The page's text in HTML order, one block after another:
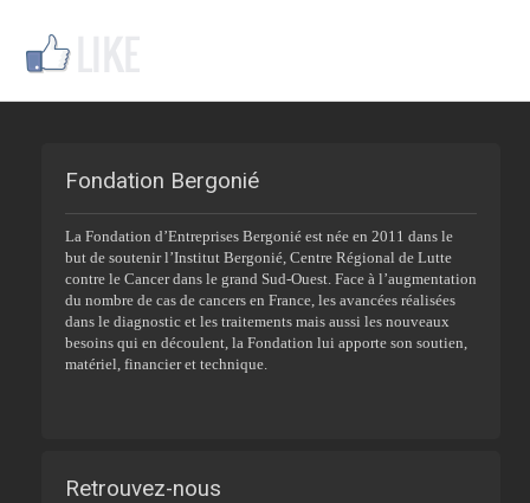
Fondation Bergonié
La Fondation d’Entreprises Bergonié est née en 2011 dans le
but de soutenir l’Institut Bergonié, Centre Régional de Lutte
contre le Cancer dans le grand Sud-Ouest. Face à l’augmentation
du nombre de cas de cancers en France, les avancées réalisées
dans le diagnostic et les traitements mais aussi les nouveaux
besoins qui en découlent, la Fondation lui apporte son soutien,
matériel, financier et technique.
Retrouvez-nous